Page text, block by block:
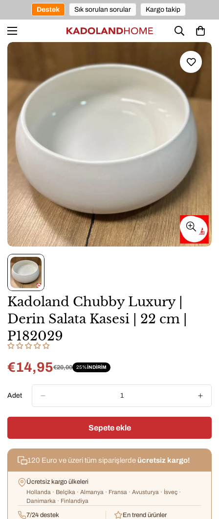
Destek Sık sorulan sorular Kargo takip
Kadoland Chubby Luxury |
Derin Salata Kasesi | 22 cm |
P182029
Satış
€14,95
Normal
€20,00 25%INDIRIM
Adet
Sepete ekle
120 Euro ve üzeri tüm siparişlerde ücretsiz kargo!
Ücretsiz kargo ülkeleri
Hollanda · Belçika · Almanya · Fransa · Avusturya · İsveç ·
Danimarka · Finlandiya
7/24 destek
En trend ürünler